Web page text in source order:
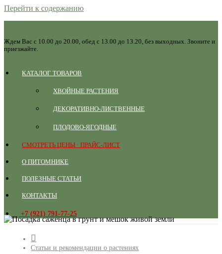
Перейти к содержанию
Ждем Вас с 10.00 до 20.00, обед с 13.00 до 13.20, без выходных. Звоните и
приезжайте.
КАТАЛОГ ТОВАРОВ
ХВОЙНЫЕ РАСТЕНИЯ
ДЕКОРАТИВНО-ЛИСТВЕННЫЕ
ПЛОДОВО-ЯГОДНЫЕ
СМОТРЕТЬ ЦЕНЫ · ПРАЙС-ЛИСТ
О ПИТОМНИКЕ
ПОЛЕЗНЫЕ СТАТЬИ
КОНТАКТЫ
+7 (921) 791-77-25
Статьи и рекомендации о растениях